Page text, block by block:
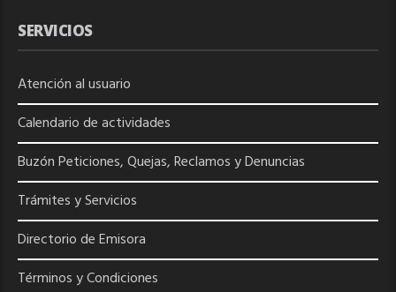
SERVICIOS
Atención al usuario
Calendario de actividades
Buzón Peticiones, Quejas, Reclamos y Denuncias
Trámites y Servicios
Directorio deEmisora
Términos y Condiciones